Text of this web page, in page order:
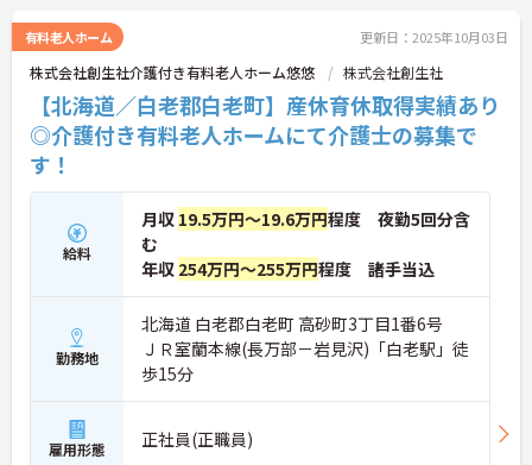
詳細をお話しいたしますのでお気軽にご相談くださ
い。
有料老人ホーム 更新日：2025年10月03日
株式会社創生社介護付き有料老人ホーム悠悠 株式会社創生社
【北海道／白老郡白老町】産休育休取得実績あり
◎介護付き有料老人ホームにて介護士の募集で
す！
給料
月収 19.5万円～19.6万円程度 夜勤5回分含
む
年収 254万円～255万円程度 諸手当込
勤務地
北海道 白老郡白老町 高砂町3丁目1番6号
ＪＲ室蘭本線(長万部－岩見沢)「白老駅」徒
歩15分
雇用形態 正社員(正職員)